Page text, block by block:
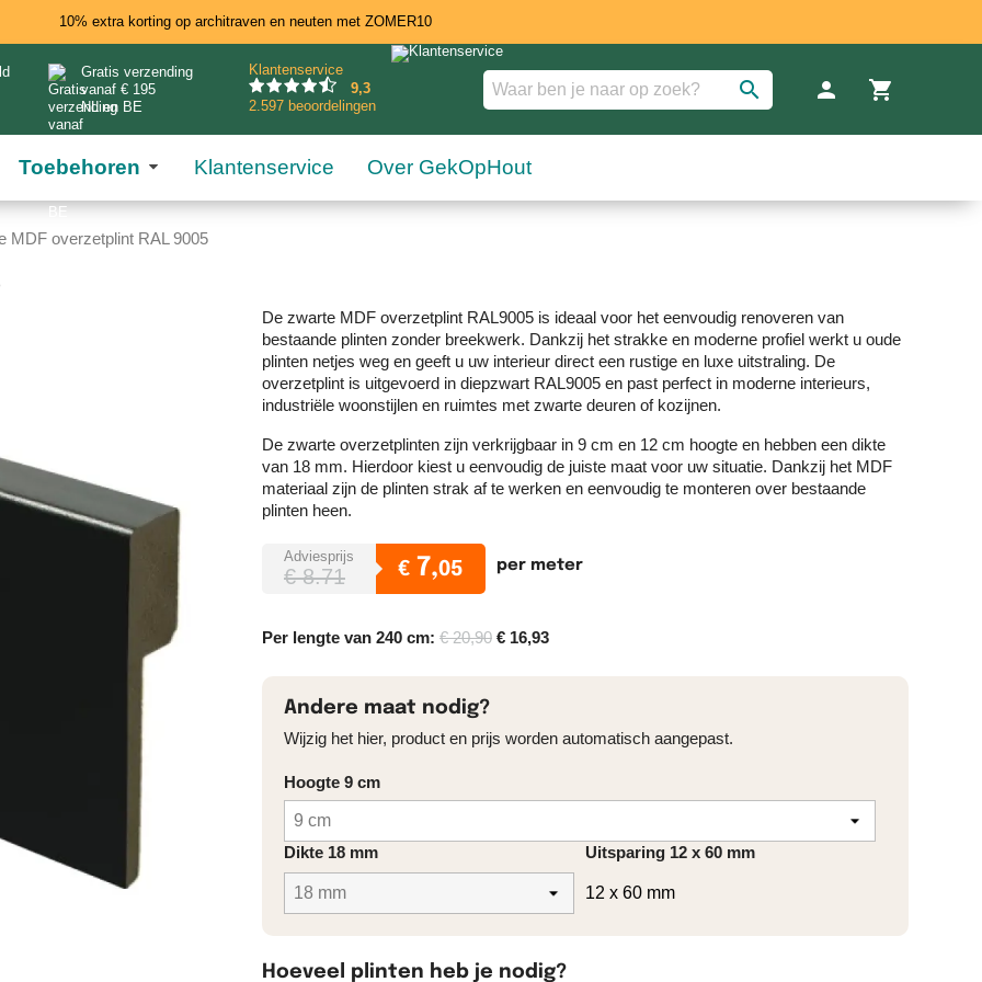
10% extra korting op architraven en neuten met ZOMER10
Gratis verzending
vanaf € 195
NL en BE
Klantenservice
9,3
2.597 beoordelingen
search person shopping_cart
Toebehoren Klantenservice Over GekOpHout
MDF overzetplint RAL 9005
De zwarte MDF overzetplint RAL9005 is ideaal voor het eenvoudig renoveren van
bestaande plinten zonder breekwerk. Dankzij het strakke en moderne profiel werkt u oude
plinten netjes weg en geeft u uw interieur direct een rustige en luxe uitstraling. De
overzetplint is uitgevoerd in diepzwart RAL9005 en past perfect in moderne interieurs,
industriële woonstijlen en ruimtes met zwarte deuren of kozijnen.
De zwarte overzetplinten zijn verkrijgbaar in 9 cm en 12 cm hoogte en hebben een dikte
van 18 mm. Hierdoor kiest u eenvoudig de juiste maat voor uw situatie. Dankzij het MDF
materiaal zijn de plinten strak af te werken en eenvoudig te monteren over bestaande
plinten heen.
Adviesprijs
€ 8.71 € 7,05 per meter
Per lengte van 240 cm: € 20,90 € 16,93
Andere maat nodig?
Wijzig het hier, product en prijs worden automatisch aangepast.
Hoogte 9 cm
Dikte 18 mm Uitsparing 12 x 60 mm
Hoeveel plinten heb je nodig?